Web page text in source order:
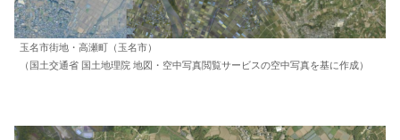
玉名市街地・高瀬町（玉名市）
（国土交通省 国土地理院 地図・空中写真閲覧サービスの空中写真を基に作成）